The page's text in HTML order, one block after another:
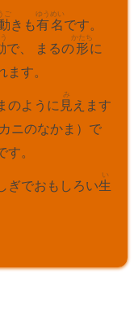
ご
きも有名
ゆうめい
です。
で、 まるの形
かたち
に
ます。
のように 見
み
えます
ニのなかま）で
す。
ぎでおもしろい生
い